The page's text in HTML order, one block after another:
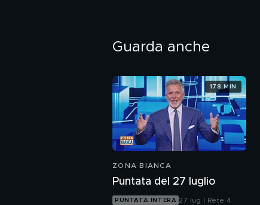
Guarda anche
ZONA BIANCA
Puntata del 27 luglio
PUNTATA INTERA 27 lug | Rete 4
178 MIN